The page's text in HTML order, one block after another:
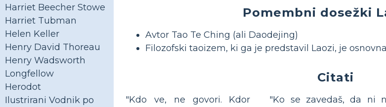
Harriet Beecher Stowe
Harriet Tubman
Helen Keller
Henry David Thoreau
Henry Wadsworth
Longfellow
Herodot
Ilustrirani Vodnik po
Pomembni dosežki
Avtor Tao Te Ching (ali Daodejing)
Filozofski taoizem, ki ga je predstavil Laozi, je
Citati
"Kdo ve, ne govori. Kdor
"Ko se zavedaš, da ni